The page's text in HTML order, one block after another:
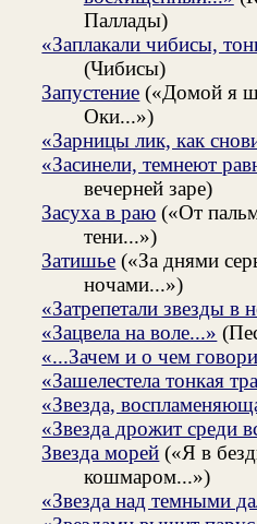
Паллады)
«Заплакали чибисы,
(Чибисы)
Запустение («Домой я
Оки...»)
«Зарницы лик, как
«Засинели, темнеют
вечерней заре)
Засуха в раю («От
тени...»)
Затишье («За днями
ночами...»)
«Затрепетали звезды в
«Зацвела на воле...»
«...Зачем и о чем
«Зашелестела тонкая
«Звезда,
«Звезда дрожит среди
Звезда морей («Я в
кошмаром...»)
«Звезда над темными